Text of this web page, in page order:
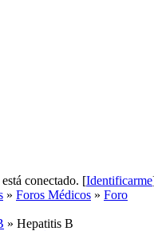
conectado. [Identificarme
» Foros Médicos » Foro
» Hepatitis B